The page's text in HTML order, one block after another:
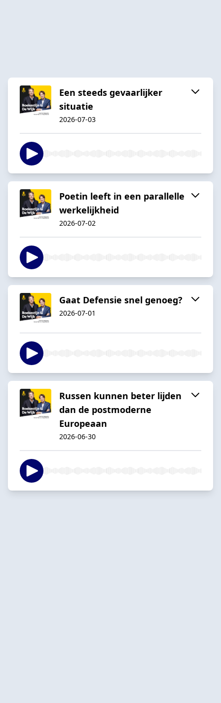
Een steeds gevaarlijker
situatie
2026-07-03
Poetin leeft in een parallelle
werkelijkheid
2026-07-02
Gaat Defensie snel genoeg?
2026-07-01
Russen kunnen beter lijden
dan de postmoderne
Europeaan
2026-06-30